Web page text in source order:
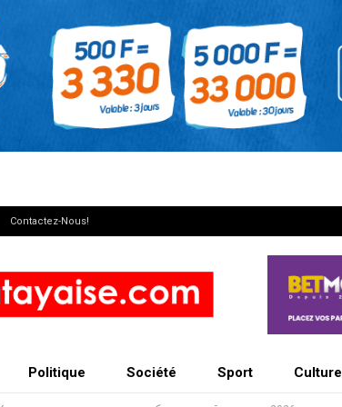
Contactez-Nous!
Politique Société Sport Culture